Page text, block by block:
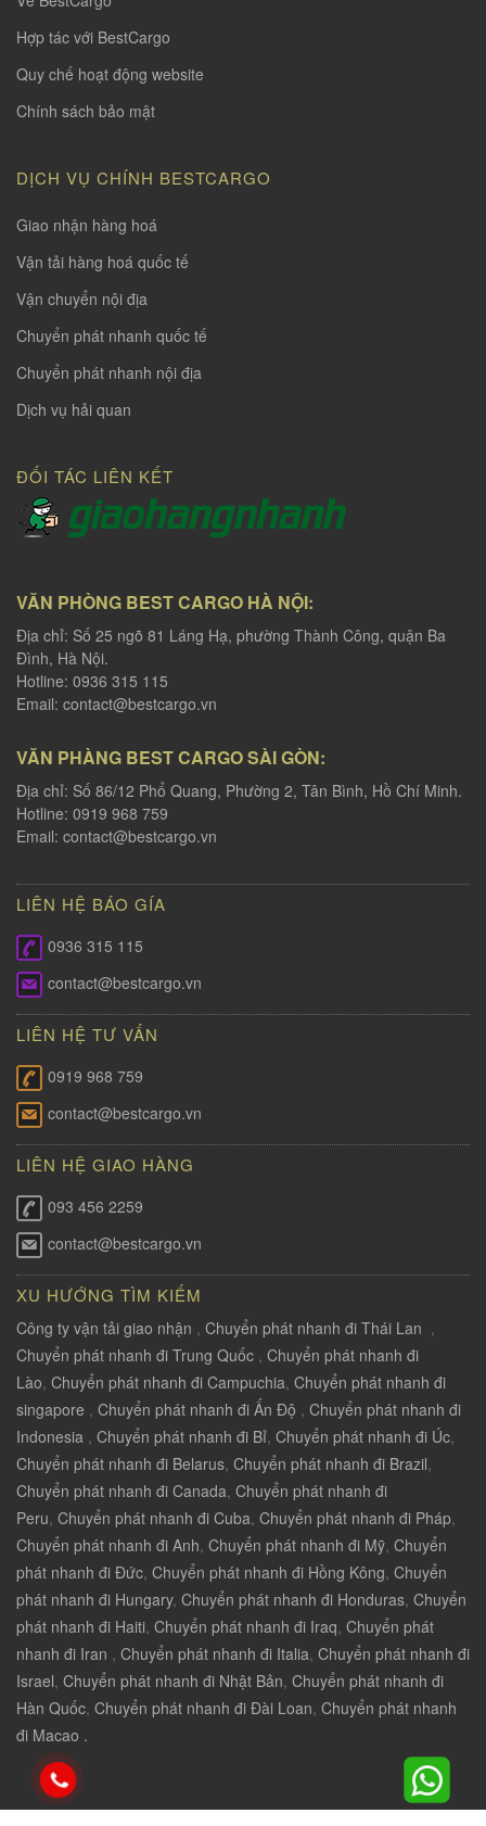
Hợp tác với BestCargo
Quy chế hoạt động website
Chính sách bảo mật
DỊCH VỤ CHÍNH BESTCARGO
Giao nhận hàng hoá
Vận tải hàng hoá quốc tế
Vận chuyển nội địa
Chuyển phát nhanh quốc tế
Chuyển phát nhanh nội địa
Dịch vụ hải quan
ĐỐI TÁC LIÊN KẾT
VĂN PHÒNG BEST CARGO HÀ NỘI:
Địa chỉ: Số 25 ngõ 81 Láng Hạ, phường Thành Công, quận Ba
Đình, Hà Nội.
Hotline: 0936 315 115
Email: contact@bestcargo.vn
VĂN PHÀNG BEST CARGO SÀI GÒN:
Địa chỉ: Số 86/12 Phổ Quang, Phường 2, Tân Bình, Hồ Chí Minh.
Hotline: 0919 968 759
Email: contact@bestcargo.vn
LIÊN HỆ BÁO GÍA
0936 315 115
contact@bestcargo.vn
LIÊN HỆ TƯ VẤN
0919 968 759
contact@bestcargo.vn
LIÊN HỆ GIAO HÀNG
093 456 2259
contact@bestcargo.vn
XU HƯỚNG TÌM KIẾM
Công ty vận tải giao nhận , Chuyển phát nhanh đi Thái Lan ,
Chuyển phát nhanh đi Trung Quốc , Chuyển phát nhanh đi
Lào, Chuyển phát nhanh đi Campuchia, Chuyển phát nhanh đi
singapore , Chuyển phát nhanh đi Ấn Độ , Chuyển phát nhanh đi
Indonesia , Chuyển phát nhanh đi Bỉ, Chuyển phát nhanh đi Úc,
Chuyển phát nhanh đi Belarus, Chuyển phát nhanh đi Brazil,
Chuyển phát nhanh đi Canada, Chuyển phát nhanh đi
Peru, Chuyển phát nhanh đi Cuba, Chuyển phát nhanh đi Pháp,
Chuyển phát nhanh đi Anh, Chuyển phát nhanh đi Mỹ, Chuyển
phát nhanh đi Đức, Chuyển phát nhanh đi Hồng Kông, Chuyển
phát nhanh đi Hungary, Chuyển phát nhanh đi Honduras, Chuyển
phát nhanh đi Haiti, Chuyển phát nhanh đi Iraq, Chuyển phát
nhanh đi Iran , Chuyển phát nhanh đi Italia, Chuyển phát nhanh đi
Israel, Chuyển phát nhanh đi Nhật Bản, Chuyển phát nhanh đi
Hàn Quốc, Chuyển phát nhanh đi Đài Loan, Chuyển phát nhanh
đi Macao .